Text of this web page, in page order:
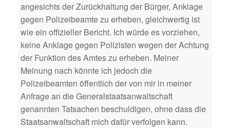
angesichts der Zurückhaltung der Bürger, Anklage
gegen Polizeibeamte zu erheben, gleichwertig ist
wie ein offizieller Bericht. Ich würde es vorziehen,
keine Anklage gegen Polizisten wegen der Achtung
der Funktion des Amtes zu erheben. Meiner
Meinung nach könnte ich jedoch die
Polizeibeamten öffentlich der von mir in meiner
Anfrage an die Generalstaatsanwaltschaft
genannten Tatsachen beschuldigen, ohne dass die
Staatsanwaltschaft mich dafür verfolgen kann.